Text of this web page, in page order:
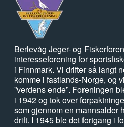
Berlevåg Jeger- og
interesseforening for
i Finnmark. Vi drifter så langt
komme i fastlands-Norge, og
”verdens ende”. Foreningen
i 1942 og tok over
som gjennom en mannsalder
drift. I 1945 ble det fortgang i